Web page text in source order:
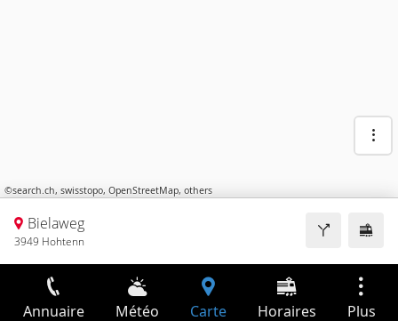
©search.ch, swisstopo, OpenStreetMap, others
Bielaweg
3949 Hohtenn
Annuaire Météo Carte Horaires Plus